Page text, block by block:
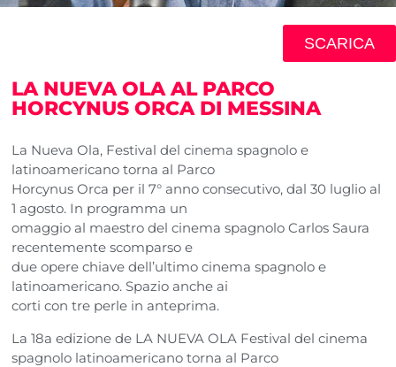
SCARICA
LA NUEVA OLA AL PARCO
HORCYNUS ORCA DI MESSINA
La Nueva Ola, Festival del cinema spagnolo e
latinoamericano torna al Parco
Horcynus Orca per il 7° anno consecutivo, dal 30 luglio al
1 agosto. In programma un
omaggio al maestro del cinema spagnolo Carlos Saura
recentemente scomparso e
due opere chiave dell’ultimo cinema spagnolo e
latinoamericano. Spazio anche ai
corti con tre perle in anteprima.
La 18a edizione de LA NUEVA OLA Festival del cinema
spagnolo latinoamericano torna al Parco